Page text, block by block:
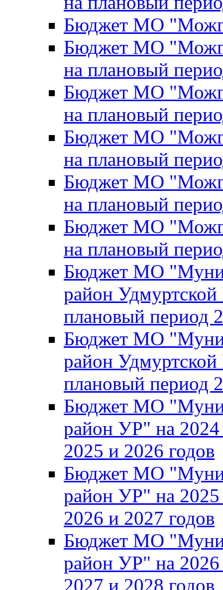
Бюджет МО
Бюджет МО
на плановый
Бюджет МО
на плановый
Бюджет МО
на плановый
Бюджет МО
на плановый
Бюджет МО
на плановый
Бюджет МО
район
плановый период
Бюджет МО
район
плановый период
Бюджет МО
район УР" на 2024
2025 и 2026 годов
Бюджет МО
район УР" на 2025
2026 и 2027 годов
Бюджет МО
район УР" на 2026
2027 и 2028 годов